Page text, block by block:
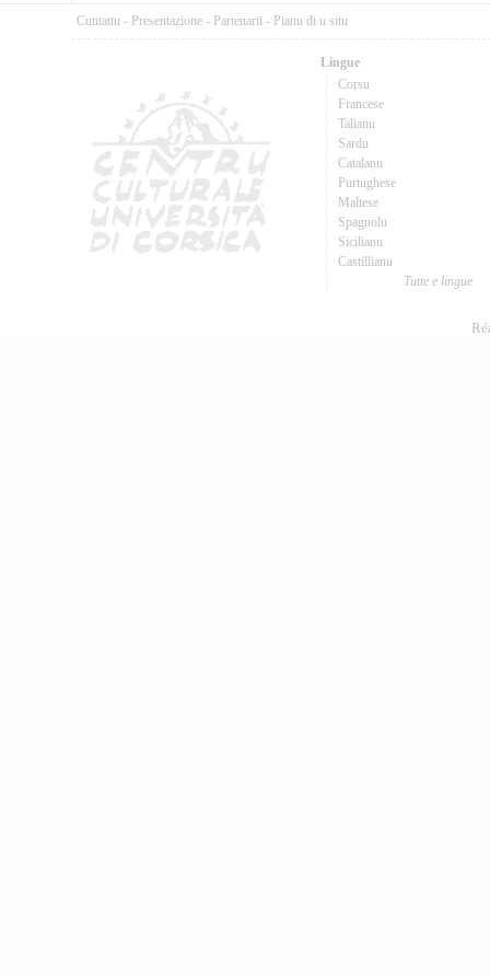
Cuntattu - Presentazione - Partenarii - Pianu di u situ
Lingue
Corsu
Francese
Talianu
Sardu
Catalanu
Purtughese
Maltese
Spagnolu
Sicilianu
Castillianu
Tutte e lingue